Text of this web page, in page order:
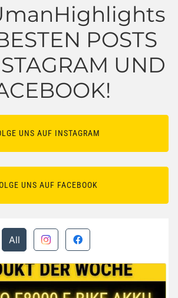
POSTS
UND
UNS AUF INSTAGRAM
UNS AUF FACEBOOK